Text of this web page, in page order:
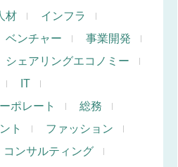
材
インフラ
ベンチャー
事業開発
シェアリングエコノミー
IT
ポレート
総務
ト
ファッション
コンサルティング